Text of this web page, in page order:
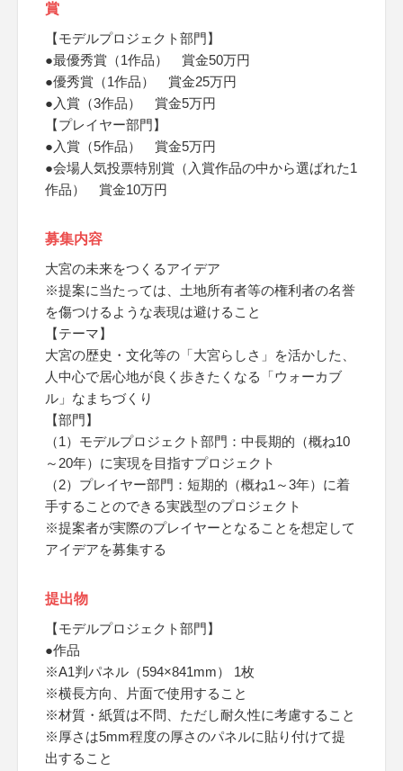
賞
【モデルプロジェクト部門】
●最優秀賞（1作品） 賞金50万円
●優秀賞（1作品） 賞金25万円
●入賞（3作品） 賞金5万円
【プレイヤー部門】
●入賞（5作品） 賞金5万円
●会場人気投票特別賞（入賞作品の中から選ばれた1
作品） 賞金10万円
募集内容
大宮の未来をつくるアイデア
※提案に当たっては、土地所有者等の権利者の名誉
を傷つけるような表現は避けること
【テーマ】
大宮の歴史・文化等の「大宮らしさ」を活かした、
人中心で居心地が良く歩きたくなる「ウォーカブ
ル」なまちづくり
【部門】
（1）モデルプロジェクト部門：中長期的（概ね10
～20年）に実現を目指すプロジェクト
（2）プレイヤー部門：短期的（概ね1～3年）に着
手することのできる実践型のプロジェクト
※提案者が実際のプレイヤーとなることを想定して
アイデアを募集する
提出物
【モデルプロジェクト部門】
●作品
※A1判パネル（594×841mm） 1枚
※横長方向、片面で使用すること
※材質・紙質は不問、ただし耐久性に考慮すること
※厚さは5mm程度の厚さのパネルに貼り付けて提
出すること